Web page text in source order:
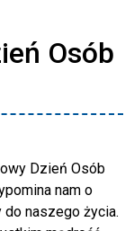
Osób
Dzień Osób
nam o
naszego życia.